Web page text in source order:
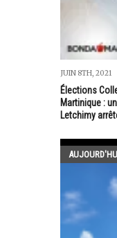
JUIN 8TH, 2021
Élections
Martinique :
Letchimy